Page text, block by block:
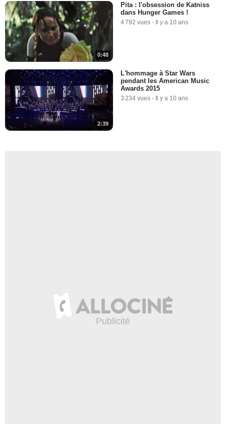
0:48
Pita : l'obsession de Katniss
dans Hunger Games !
4 792 vues - Il y a 10 ans
2:39
L'hommage à Star Wars
pendant les American Music
Awards 2015
3 234 vues - Il y a 10 ans